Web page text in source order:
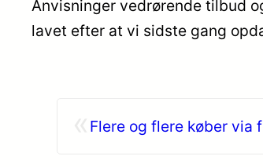
Anvisninger vedrørende tilbud
lavet efter at vi sidste gang
Flere og flere køber via